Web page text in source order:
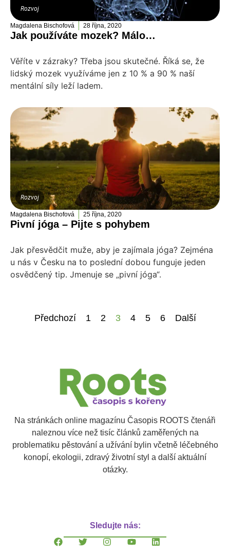
Rozvoj
Magdalena Bischofová 28 října, 2020
Jak používáte mozek? Málo…
Věříte v zázraky? Třeba jsou skutečné. Říká se, že
lidský mozek využíváme jen z 10 % a 90 % naší
mentální síly leží ladem.
Rozvoj
Magdalena Bischofová 25 října, 2020
Pivní jóga – Pijte s pohybem
Jak přesvědčit muže, aby je zajímala jóga? Zejména
u nás v Česku na to poslední dobou funguje jeden
osvědčený tip. Jmenuje se „pivní jóga“.
Předchozí 1 2 3 4 5 6 Další
Na stránkách online magazínu Časopis ROOTS čtenáři
naleznou více než tisíc článků zaměřených na
problematiku pěstování a užívání bylin včetně léčebného
konopí, ekologii, zdravý životní styl a další aktuální
otázky.
Sledujte nás: